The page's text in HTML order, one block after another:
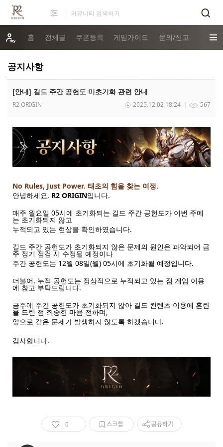
홈 전체글 쿠폰등록 게임가이드 문의/신고
공지사항
[안내] 길드 주간 공헌도 미초기화 관련 안내
R2 ORIGIN 567
2025.12.02 18:24
No Rules, Just Power.태초의 힘을 찾는 여정.
안녕하세요, R2 ORIGIN입니다.
매주 월요일 05시에 초기화되는 길드 주간 공헌도가 이번 주에
는 초기화되지 않고
누적되고 있는 현상을 확인하였습니다.
길드 주간 공헌도가 초기화되지 않은 문제의 원인은 파악되어 금
주 정기 점검 시 수정될 예정이나
주간 공헌도는 12월 08일(월) 05시에 초기화될 예정입니다.
더불어, 누적 공헌도는 정상적으로 누적되고 있는 점 게임 이용
에 참고 부탁드립니다.
금주에 주간 공헌도가 초기화되지 않아 길드 컨텐츠 이용에 혼란
을 드린 점 죄송한 마음 전하며,
앞으로 같은 문제가 발생하지 않도록 하겠습니다.
감사합니다.
0 스크랩 공유하기